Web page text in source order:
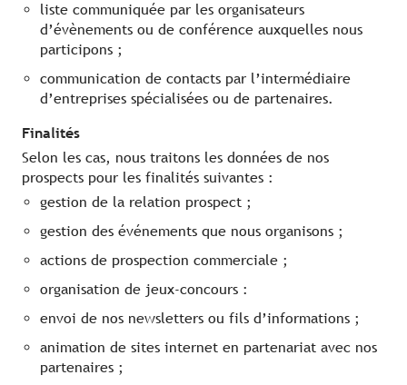
liste communiquée par les organisateurs
d’évènements ou de conférence auxquelles nous
participons ;
communication de contacts par l’intermédiaire
d’entreprises spécialisées ou de partenaires.
Finalités
Selon les cas, nous traitons les données de nos
prospects pour les finalités suivantes :
gestion de la relation prospect ;
gestion des événements que nous organisons ;
actions de prospection commerciale ;
organisation de jeux-concours :
envoi de nos newsletters ou fils d’informations ;
animation de sites internet en partenariat avec nos
partenaires ;